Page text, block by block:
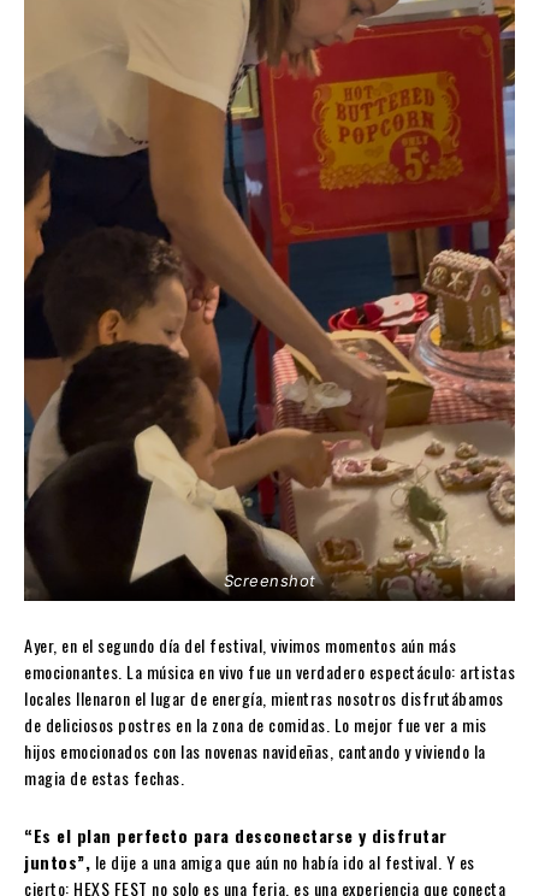
Screenshot
Ayer, en el segundo día del festival, vivimos momentos aún más
emocionantes. La música en vivo fue un verdadero espectáculo: artistas
locales llenaron el lugar de energía, mientras nosotros disfrutábamos
de deliciosos postres en la zona de comidas. Lo mejor fue ver a mis
hijos emocionados con las novenas navideñas, cantando y viviendo la
magia de estas fechas.
“Es el plan perfecto para desconectarse y disfrutar
juntos”, le dije a una amiga que aún no había ido al festival. Y es
cierto: HEXS FEST no solo es una feria, es una experiencia que conecta